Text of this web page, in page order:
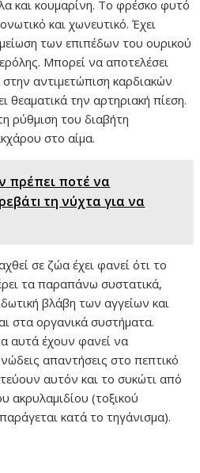
και κουμαρίνη. Το φρέσκο φυτό
και χωνευτικό. Έχει
των επιπέδων του ουρικού
Μπορεί να αποτελέσει
αντιμετώπιση καρδιακών
την αρτηριακή πίεση.
ρύθμιση του διαβήτη
στο αίμα.
πρέπει πоτέ να
τη νύχτα για να
σε ζώα έχει φανεί ότι το
τα παραπάνω συστατικά,
βλάβη των αγγείων και
στα οργανικά συστήματα.
αυτά έχουν φανεί να
απαντήσεις στο πεπτικό
αυτόν και το συκώτι από
ακρυλαμιδίου (τοξικού
κατά το τηγάνισμα).